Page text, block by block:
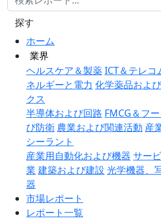
ホーム
業界
ヘルスケア＆製薬ICT＆テレコ
ネルギーと電力 化学薬品およ
クス
半導体および回路 FMCG＆フ
び防衛 農業および関連活動 産
シーラント
産業用自動化および機器 サー
業 建築および建設 光学機器、
器
市場レポート
レポート一覧
探す